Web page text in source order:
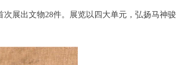
展出文物28件。展览以四大单元，弘扬马神骏